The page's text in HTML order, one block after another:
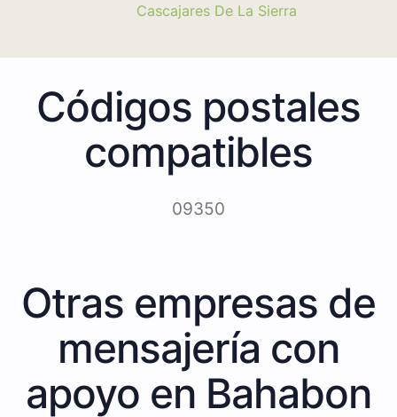
Cascajares De La Sierra
Códigos postales
compatibles
09350
Otras empresas de
mensajería con
apoyo en Bahabon